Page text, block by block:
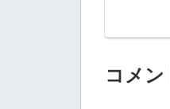
コメン